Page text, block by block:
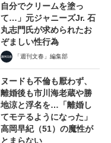
自分でクリームを塗っ
て…」元ジャニーズJr. 石
丸志門氏が求められたお
ぞましい性行為
「週刊文春」編集部
ヌードも不倫も厭わず、
離婚後も市川海老蔵や勝
地涼と浮名を…「離婚し
てモテるようになった」
高岡早紀（51）の魔性が
とまらない